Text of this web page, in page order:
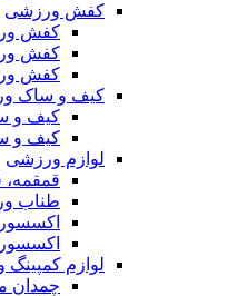
کفش ورزشی
کفش
کفش
کفش
کیف و ساک
کیف و
کیف و
لوازم ورزشی
طناب
لوازم کمپینگ
چمدان